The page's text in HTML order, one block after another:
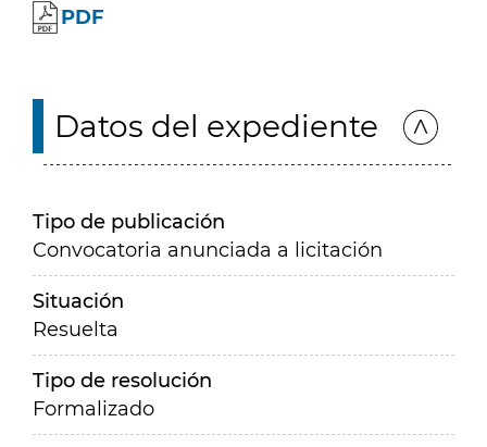
PDF
Datos del expediente
Tipo de publicación
Convocatoria anunciada a licitación
Situación
Resuelta
Tipo de resolución
Formalizado